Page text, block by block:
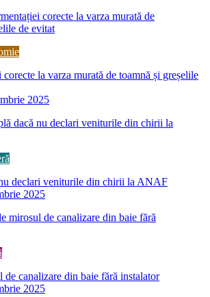
corecte la varza murată de toamnă și greșelile
2025
declari veniturile din chirii la ANAF
2025
de canalizare din baie fără instalator
2025